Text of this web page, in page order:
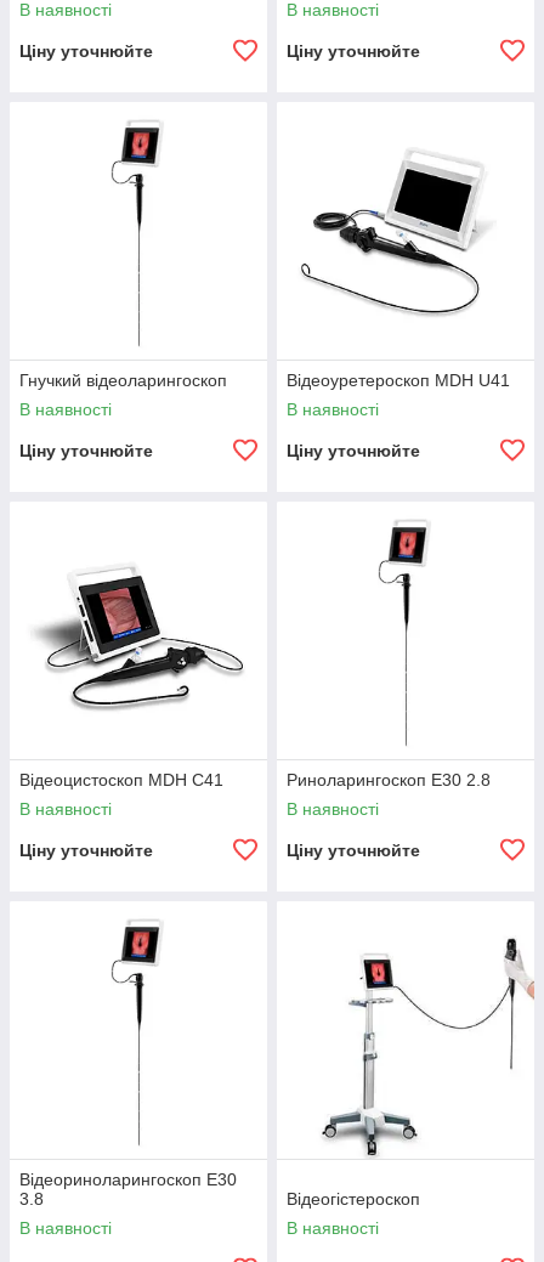
В наявності
Ціну уточнюйте
В наявності
Ціну уточнюйте
Гнучкий відеоларингоскоп
В наявності
Ціну уточнюйте
Відеоуретероскоп MDH U41
В наявності
Ціну уточнюйте
Відеоцистоскоп MDH С41
В наявності
Ціну уточнюйте
Риноларингоскоп E30 2.8
В наявності
Ціну уточнюйте
Відеориноларингоскоп E30
3.8
В наявності
Відеогістероскоп
В наявності